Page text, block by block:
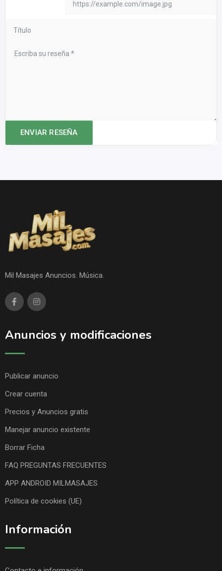
Mil Masajes Anuncios. Música.
Anuncios y modificaciones
Publicar anuncio
Crear cuenta
Precios y Anuncios gratis
Manejar anuncio existente
Borrar Ficha
FAQ PREGUNTAS FRECUENTES
APP ANDROID MILMASAJES
Política de cookies (UE)
Información